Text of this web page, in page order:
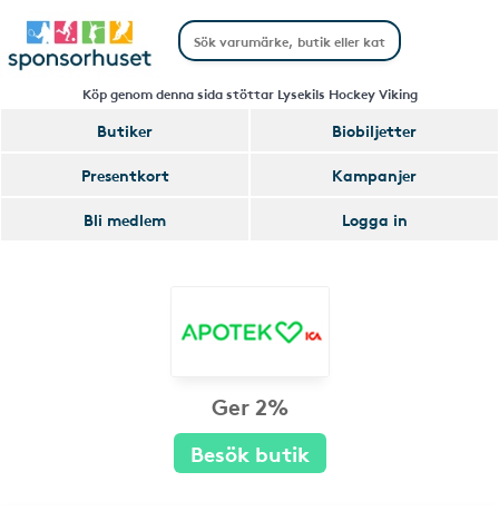
Köp genom denna sida stöttar Lysekils Hockey Viking
Butiker
Biobiljetter
Presentkort
Kampanjer
Bli medlem
Logga in
Ger 2%
Besök butik